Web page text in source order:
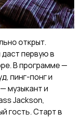
открыт.
первую в
В программе —
пинг-понг и
музыкант и
Jackson,
гость. Старт в